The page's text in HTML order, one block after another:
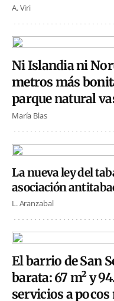
A. Viri
Ni Islandia ni
metros más
parque natural
María Blas
La nueva ley del
asociación
L. Aranzabal
El barrio de San
barata: 67 m² y
servicios a